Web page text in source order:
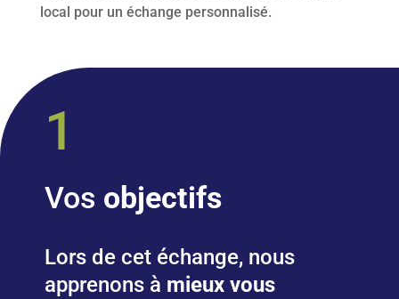
local pour un échange personnalisé.
1
Vos objectifs
Lors de cet échange, nous
apprenons à mieux vous